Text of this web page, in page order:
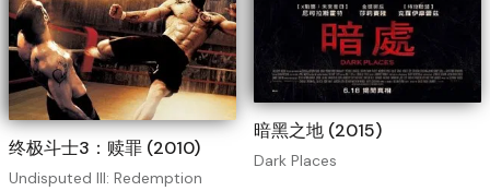
终极斗士3：赎罪 (2010)
Undisputed III: Redemption
暗黑之地 (2015)
Dark Places